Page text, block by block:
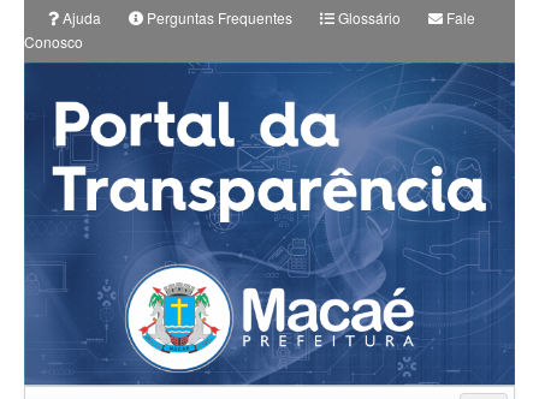
Ajuda Perguntas Frequentes Glossário
Fale
Conosco